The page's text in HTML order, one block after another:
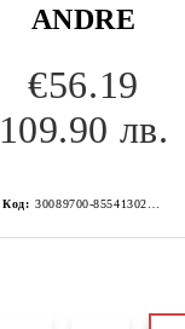
ANDRE
€56.19
109.90 лв.
Код: 30089700-8554130267152254553